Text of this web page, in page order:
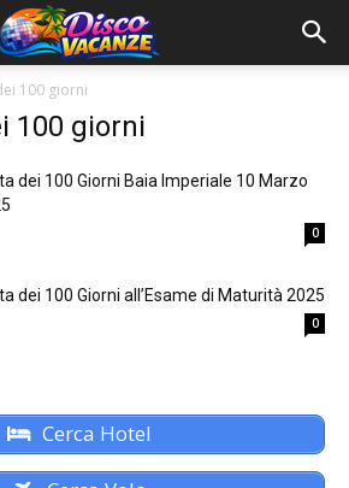
100 giorni
100 giorni
dei 100 Giorni Baia Imperiale 10 Marzo
0
dei 100 Giorni all’Esame di Maturità 2025
0
Cerca Hotel